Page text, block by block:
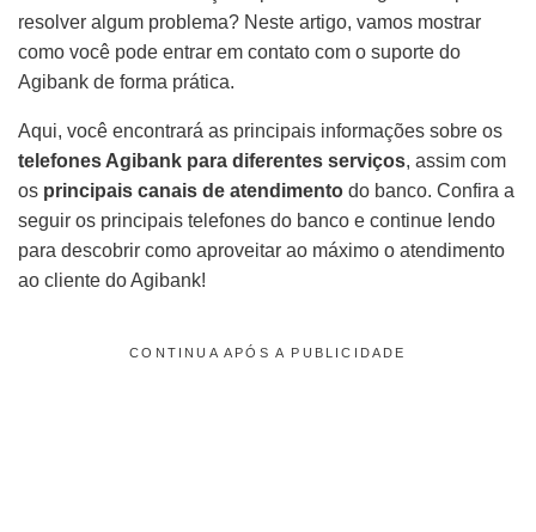
resolver algum problema? Neste artigo, vamos mostrar
como você pode entrar em contato com o suporte do
Agibank de forma prática.
Aqui, você encontrará as principais informações sobre os
telefones Agibank para diferentes serviços, assim com
os principais canais de atendimento do banco. Confira a
seguir os principais telefones do banco e continue lendo
para descobrir como aproveitar ao máximo o atendimento
ao cliente do Agibank!
CONTINUA APÓS A PUBLICIDADE